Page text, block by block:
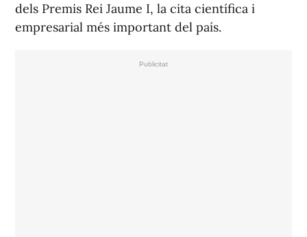
dels Premis Rei Jaume I, la cita científica i
empresarial més important del país.